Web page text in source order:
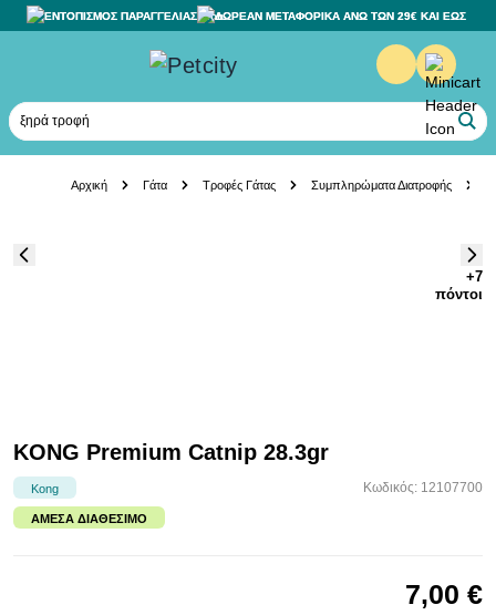
ΕΝΤΟΠΙΣΜΟΣ ΠΑΡΑΓΓΕΛΙΑΣ ΔΩΡΕΑΝ ΜΕΤΑΦΟΡΙΚΑ ΑΝΩ ΤΩΝ 29€ ΚΑΙ ΕΩΣ
άμμο
Αρχική Γάτα Τροφές Γάτας Συμπληρώματα Διατροφής
+7
πόντοι
KONG Premium Catnip 28.3gr
Kong Κωδικός: 12107700
ΆΜΕΣΑ ΔΙΑΘΈΣΙΜΟ
7,00 €